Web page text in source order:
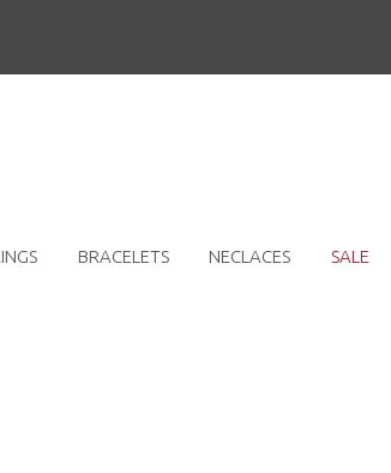
BRACELETS NECLACES SALE